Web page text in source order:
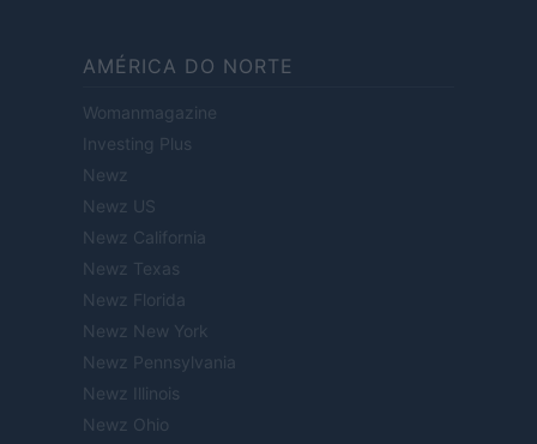
AMÉRICA DO NORTE
Womanmagazine
Investing Plus
Newz
Newz US
Newz California
Newz Texas
Newz Florida
Newz New York
Newz Pennsylvania
Newz Illinois
Newz Ohio